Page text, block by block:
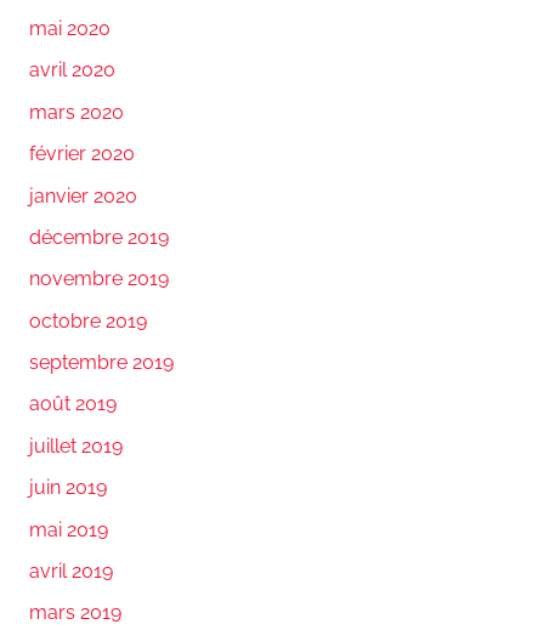
mai 2020
avril 2020
mars 2020
février 2020
janvier 2020
décembre 2019
novembre 2019
octobre 2019
septembre 2019
août 2019
juillet 2019
juin 2019
mai 2019
avril 2019
mars 2019